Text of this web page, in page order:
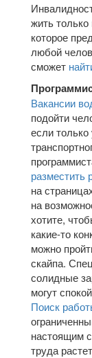
жить
которое
любой
сможет
Вакансии
подойти
если
на
на
хотите,
какие-то
можно
скайпа.
солидные
могут
Поиск
настоящим
труда